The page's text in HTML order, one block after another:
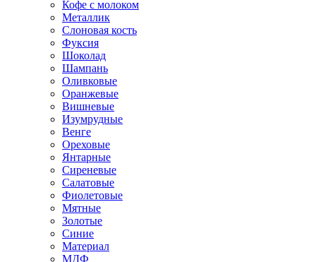
Кофе с молоком
Металлик
Слоновая кость
Фуксия
Шоколад
Шампань
Оливковые
Оранжевые
Вишневые
Изумрудные
Венге
Ореховые
Янтарные
Сиреневые
Салатовые
Фиолетовые
Мятные
Золотые
Синие
Материал
МДФ